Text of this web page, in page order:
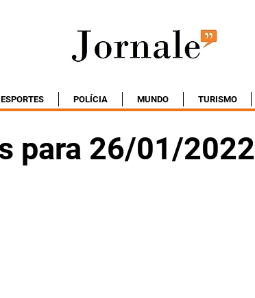
ESPORTES POLÍCIA MUNDO TURISMO
para 26/01/2022